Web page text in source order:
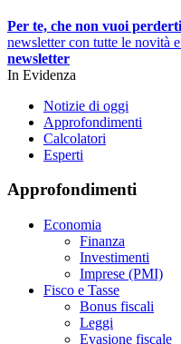
Per te, che non vuoi
newsletter con tutte le novità
newsletter
In Evidenza
Notizie di oggi
Approfondimenti
Calcolatori
Esperti
Approfondimenti
Economia
Finanza
Investimenti
Imprese (PMI)
Fisco e Tasse
Bonus fiscali
Leggi
Evasione fiscale